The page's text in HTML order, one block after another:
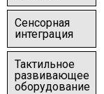
Сенсорная
интеграция
Тактильное
развивающее
оборудование